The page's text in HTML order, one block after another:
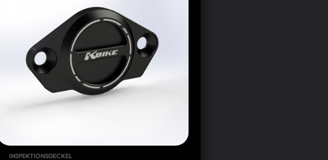
INSPEKTIONSDECKEL